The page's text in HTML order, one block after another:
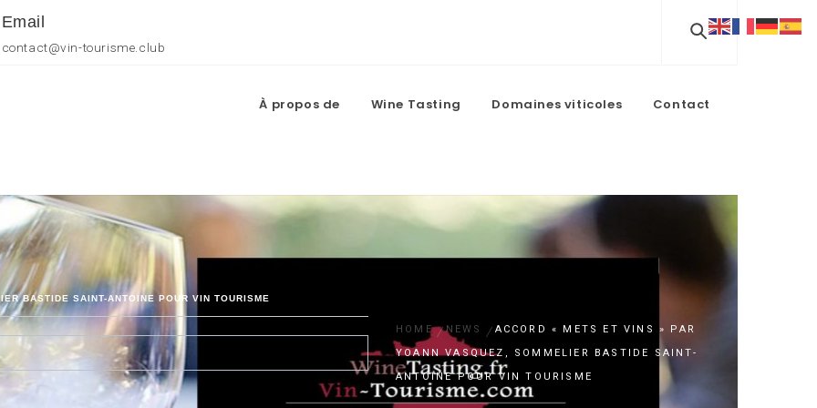
Email
contact@vin-tourisme.club
À propos de Wine Tasting Domaines viticoles Contact
BASTIDE SAINT-ANTOINE POUR VIN TOURISME
HOME NEWS
ACCORD « METS ET VINS » PAR
YOANN VASQUEZ, SOMMELIER BASTIDE SAINT-
ANTOINE POUR VIN TOURISME